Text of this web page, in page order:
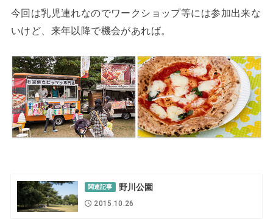
今回は乳児連れなのでワークショップ等には参加出来な
いけど、来年以降で機会があれば。
関連記事 野川公園
2015.10.26